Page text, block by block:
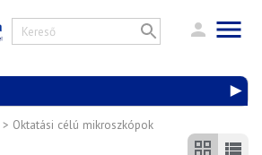
> Oktatási célú mikroszkópok